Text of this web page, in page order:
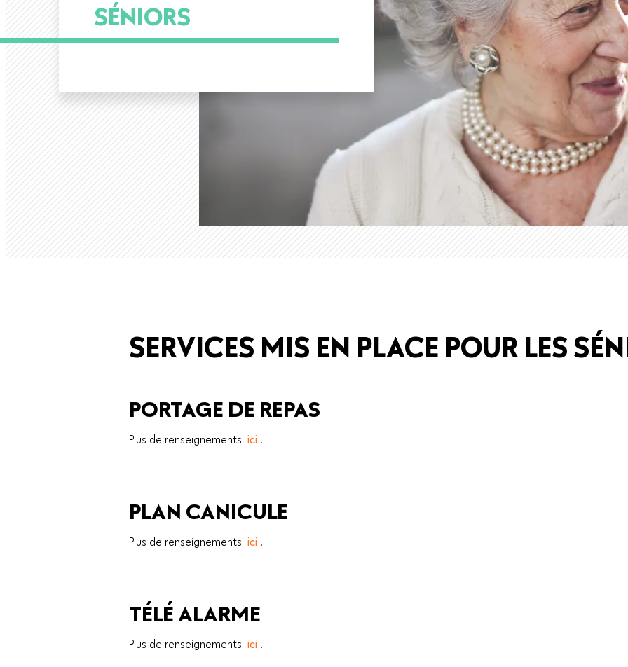
paneSÉNIORS
SERVICES MIS EN PLACE POUR LES
PORTAGE DE REPAS
Plus de renseignements ici .
PLAN CANICULE
Plus de renseignements ici .
TÉLÉ ALARME
Plus de renseignements ici .